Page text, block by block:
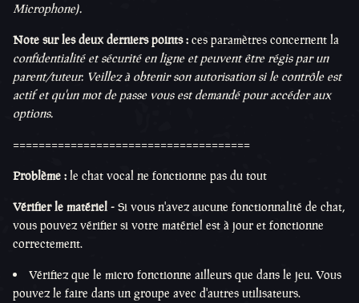
Microphone).
Note sur les deux derniers points : ces paramètres concernent la
confidentialité et sécurité en ligne et peuvent être régis par un
parent/tuteur. Veillez à obtenir son autorisation si le contrôle est
actif et qu'un mot de passe vous est demandé pour accéder aux
options.
=====================================
Problème : le chat vocal ne fonctionne pas du tout
Vérifier le matériel - Si vous n'avez aucune fonctionnalité de chat,
vous pouvez vérifier si votre matériel est à jour et fonctionne
correctement.
Vérifiez que le micro fonctionne ailleurs que dans le jeu. Vous
pouvez le faire dans un groupe avec d'autres utilisateurs.